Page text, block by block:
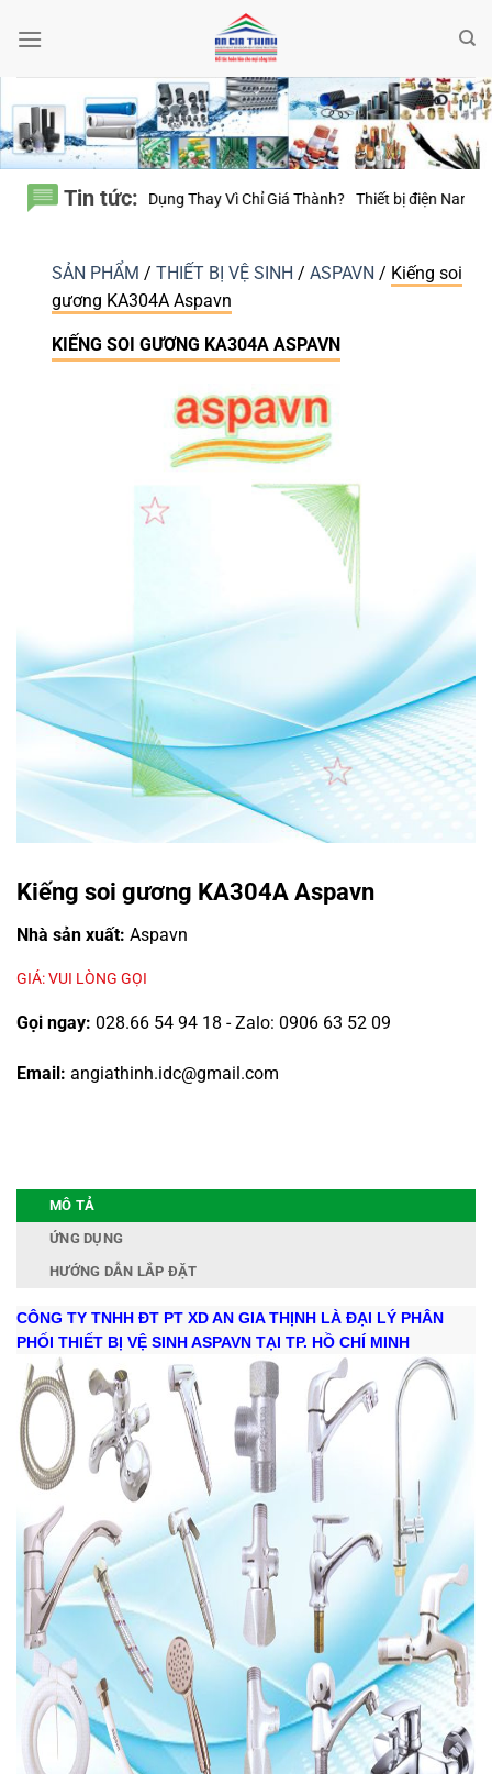
qua
Tin tức:
Thay Vì Chỉ Giá Thành? Thiết bị điện Nanoco – Vì sao những
SẢN PHẨM / THIẾT BỊ VỆ SINH / ASPAVN / Kiếng soi
gương KA304A Aspavn
KIẾNG SOI GƯƠNG KA304A ASPAVN
Kiếng soi gương KA304A Aspavn
Nhà sản xuất: Aspavn
GIÁ: VUI LÒNG GỌI
Gọi ngay: 028.66 54 94 18 - Zalo: 0906 63 52 09
Email: angiathinh.idc@gmail.com
MÔ TẢ
ỨNG DỤNG
HƯỚNG DẪN LẮP ĐẶT
CÔNG TY TNHH ĐT PT XD AN GIA THỊNH LÀ ĐẠI LÝ PHÂN
PHỐI THIẾT BỊ VỆ SINH ASPAVN TẠI TP. HỒ CHÍ MINH